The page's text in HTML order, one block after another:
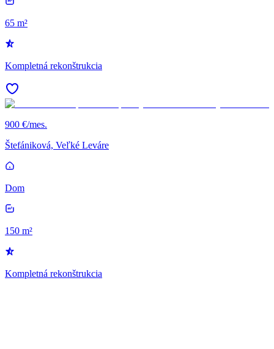
65 m²
Kompletná rekonštrukcia
900 €/mes.
Štefániková, Veľké Leváre
Dom
150 m²
Kompletná rekonštrukcia